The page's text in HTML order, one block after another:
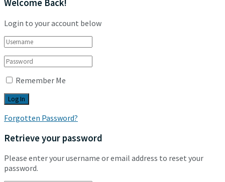
Welcome Back!
Login to your account below
Remember Me
Forgotten Password?
Retrieve your password
Please enter your username or email address to reset your
password.